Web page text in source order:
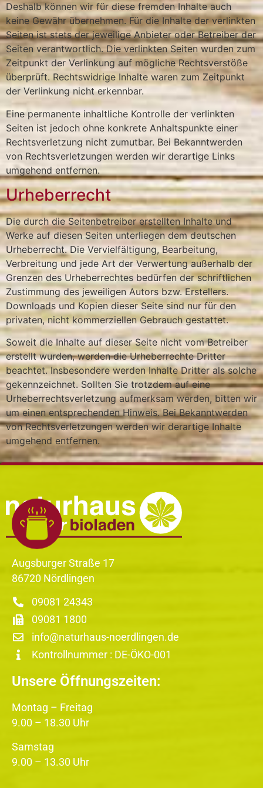
Deshalb können wir für diese fremden Inhalte auch
keine Gewähr übernehmen. Für die Inhalte der verlinkten
Seiten ist stets der jeweilige Anbieter oder Betreiber der
Seiten verantwortlich. Die verlinkten Seiten wurden zum
Zeitpunkt der Verlinkung auf mögliche Rechtsverstöße
überprüft. Rechtswidrige Inhalte waren zum Zeitpunkt
der Verlinkung nicht erkennbar.
Eine permanente inhaltliche Kontrolle der verlinkten
Seiten ist jedoch ohne konkrete Anhaltspunkte einer
Rechtsverletzung nicht zumutbar. Bei Bekanntwerden
von Rechtsverletzungen werden wir derartige Links
umgehend entfernen.
Urheberrecht
Die durch die Seitenbetreiber erstellten Inhalte und
Werke auf diesen Seiten unterliegen dem deutschen
Urheberrecht. Die Vervielfältigung, Bearbeitung,
Verbreitung und jede Art der Verwertung außerhalb der
Grenzen des Urheberrechtes bedürfen der schriftlichen
Zustimmung des jeweiligen Autors bzw. Erstellers.
Downloads und Kopien dieser Seite sind nur für den
privaten, nicht kommerziellen Gebrauch gestattet.
Soweit die Inhalte auf dieser Seite nicht vom Betreiber
erstellt wurden, werden die Urheberrechte Dritter
beachtet. Insbesondere werden Inhalte Dritter als solche
gekennzeichnet. Sollten Sie trotzdem auf eine
Urheberrechtsverletzung aufmerksam werden, bitten wir
um einen entsprechenden Hinweis. Bei Bekanntwerden
von Rechtsverletzungen werden wir derartige Inhalte
umgehend entfernen.
Augsburger Straße 17
86720 Nördlingen
09081 24343
09081 1800
info@naturhaus-noerdlingen.de
Kontrollnummer : DE-ÖKO-001
Unsere Öffnungszeiten:
Montag – Freitag
9.00 – 18.30 Uhr
Samstag
9.00 – 13.30 Uhr